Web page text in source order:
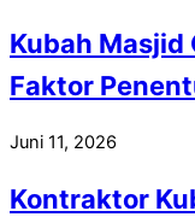
Kubah Masjid
Faktor
Juni 11, 2026
Kontraktor